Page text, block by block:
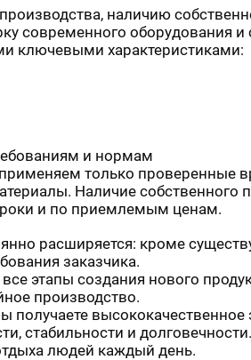
наличию
современного оборудования
ключевыми характеристиками:
и нормам
только проверенные
Наличие собственного
и по приемлемым ценам.
расширяется: кроме
заказчика.
этапы создания нового
производство.
высококачественное
стабильности и долговечности.
людей каждый день.